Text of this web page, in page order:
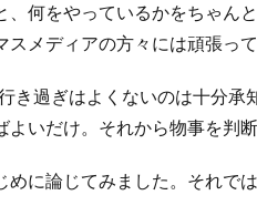
、何をやっているかをちゃん
スメディアの方々には頑張って
き過ぎはよくないのは十分承
よいだけ。それから物事を判
めに論じてみました。それでは